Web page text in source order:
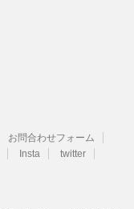
お問合わせフォーム
Insta
twitter